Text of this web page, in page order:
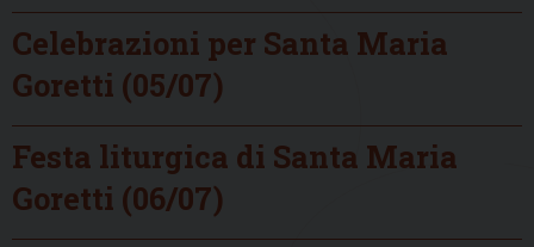
Celebrazioni per Santa Maria
Goretti (05/07)
Festa liturgica di Santa Maria
Goretti (06/07)